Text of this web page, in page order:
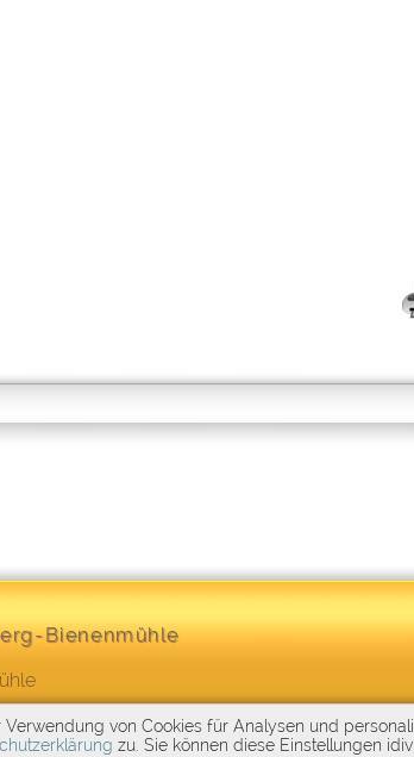
Bienenmühle
Verwendung von Cookies für Analysen und
zu. Sie können diese Einstellungen